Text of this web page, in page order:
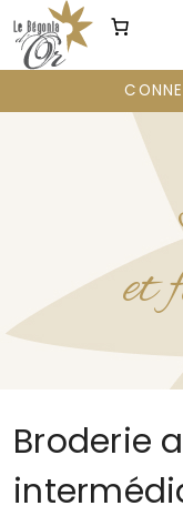
au
contenu
et
Broderie